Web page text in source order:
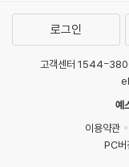
로그인
고객센터 1544-
예
이용약관
PC버